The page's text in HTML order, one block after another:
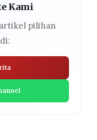
Kami
pilihan